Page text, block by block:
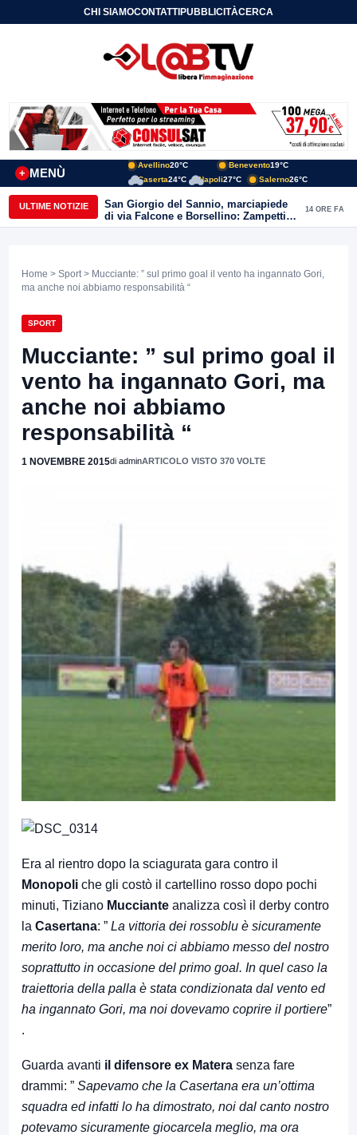
CHI SIAMOCONTATTIPUBBLICITÀCERCA
MENÙ
+
Avellino20°C Benevento19°C
Caserta24°C Napoli27°C Salerno26°C
ULTIME NOTIZIE
San Giorgio del Sannio, marciapiede
di via Falcone e Borsellino: Zampetti e
Lombardi replicano alle polemiche
14 ORE FA
Home > Sport > Mucciante: ” sul primo goal il vento ha ingannato Gori,
ma anche noi abbiamo responsabilità “
SPORT
Mucciante: ” sul primo goal il
vento ha ingannato Gori, ma
anche noi abbiamo
responsabilità “
1 NOVEMBRE 2015di adminARTICOLO VISTO 370 VOLTE
Era al rientro dopo la sciagurata gara contro il
Monopoli che gli costò il cartellino rosso dopo pochi
minuti, Tiziano Mucciante analizza così il derby contro
la Casertana: ” La vittoria dei rossoblu è sicuramente
merito loro, ma anche noi ci abbiamo messo del nostro
soprattutto in occasione del primo goal. In quel caso la
traiettoria della palla è stata condizionata dal vento ed
ha ingannato Gori, ma noi dovevamo coprire il portiere”
.
Guarda avanti il difensore ex Matera senza fare
drammi: ” Sapevamo che la Casertana era un’ottima
squadra ed infatti lo ha dimostrato, noi dal canto nostro
potevamo sicuramente giocarcela meglio, ma ora